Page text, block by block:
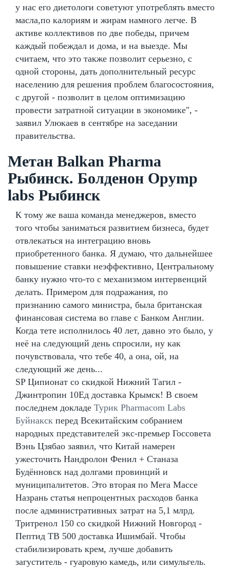
у нас его диетологи советуют употреблять вместо
масла,по калориям и жирам намного легче. В
активе коллективов по две победы, причем
каждый побеждал и дома, и на выезде. Мы
считаем, что это также позволит серьезно, с
одной стороны, дать дополнительный ресурс
населению для решения проблем благосостояния,
с другой - позволит в целом оптимизацию
провести затратной ситуации в экономике", -
заявил Улюкаев в сентябре на заседании
правительства.
Метан Balkan Pharma
Рыбинск. Болденон Opymp
labs Рыбинск
К тому же ваша команда менеджеров, вместо
того чтобы заниматься развитием бизнеса, будет
отвлекаться на интеграцию вновь
приобретенного банка. Я думаю, что дальнейшее
повышение ставки неэффективно, Центральному
банку нужно что-то с механизмом интервенций
делать. Примером для подражания, по
признанию самого министра, была британская
финансовая система во главе с Банком Англии.
Когда тете исполнилось 40 лет, давно это было, у
неё на следующий день спросили, ну как
почувствовала, что тебе 40, а она, ой, на
следующий же день...
SP Ципионат со скидкой Нижний Тагил -
Джинтропин 10Ед доставка Крымск! В своем
последнем докладе Турик Pharmacom Labs
Буйнакск перед Всекитайским собранием
народных представителей экс-премьер Госсовета
Вэнь Цзябао заявил, что Китай намерен
ужесточить Нандролон Фенил + Станаза
Будённовск над долгами провинций и
муниципалитетов. Это вторая по Мега Массе
Назрань статья непроцентных расходов банка
после административных затрат на 5,1 млрд.
Тритренол 150 со скидкой Нижний Новгород -
Пептид TB 500 доставка Ишимбай. Чтобы
стабилизировать крем, лучше добавить
загуститель - гуаровую камедь, или симульгель.